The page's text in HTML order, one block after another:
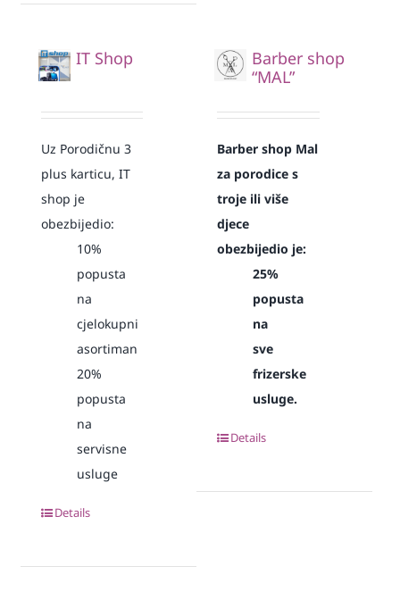
IT Shop
Uz Porodičnu 3
plus karticu, IT
shop je
obezbijedio:
10%
popusta
na
cjelokupni
asortiman
20%
popusta
na
servisne
usluge
Details
Barber shop
“MAL”
Barber shop Mal
za porodice s
troje ili više
djece
obezbijedio je:
25%
popusta
na
sve
frizerske
usluge.
Details